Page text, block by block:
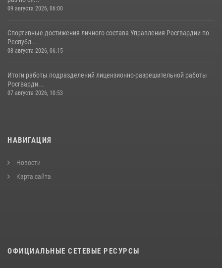
09 августа 2026, 06:00
Спортивные достижения личного состава Управления Росгвардии по
Республ...
08 августа 2026, 06:15
Итоги работы подразделений лицензионно-разрешительной работы
Росгварди...
07 августа 2026, 10:53
НАВИГАЦИЯ
Новости
Карта сайта
ОФИЦИАЛЬНЫЕ СЕТЕВЫЕ РЕСУРСЫ